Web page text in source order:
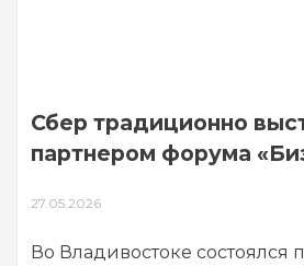
Сбер традиционно
партнером форума
27.05.2026
Во Владивостоке состоялся